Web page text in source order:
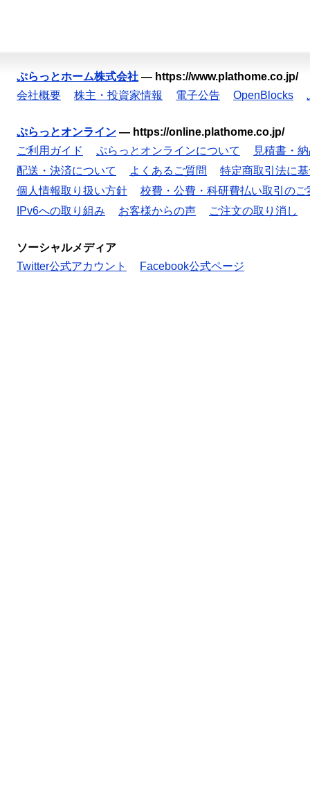
ぷらっとホーム株式会社 — https://www.plathome.co.jp/
会社概要
株主・投資家情報 電子公告 OpenBlocks
ぷらっとオンライン — https://online.plathome.co.jp/
ご利用ガイド
ぷらっとオンラインについて
見積書・
配送・決済について
よくあるご質問
特定商取引法に
個人情報取り扱い方針
校費・公費・科研費払い取引のご
IPv6への取り組み
お客様からの声 ご注文の取り消し
ソーシャルメディア
Twitter公式アカウント
Facebook公式ページ